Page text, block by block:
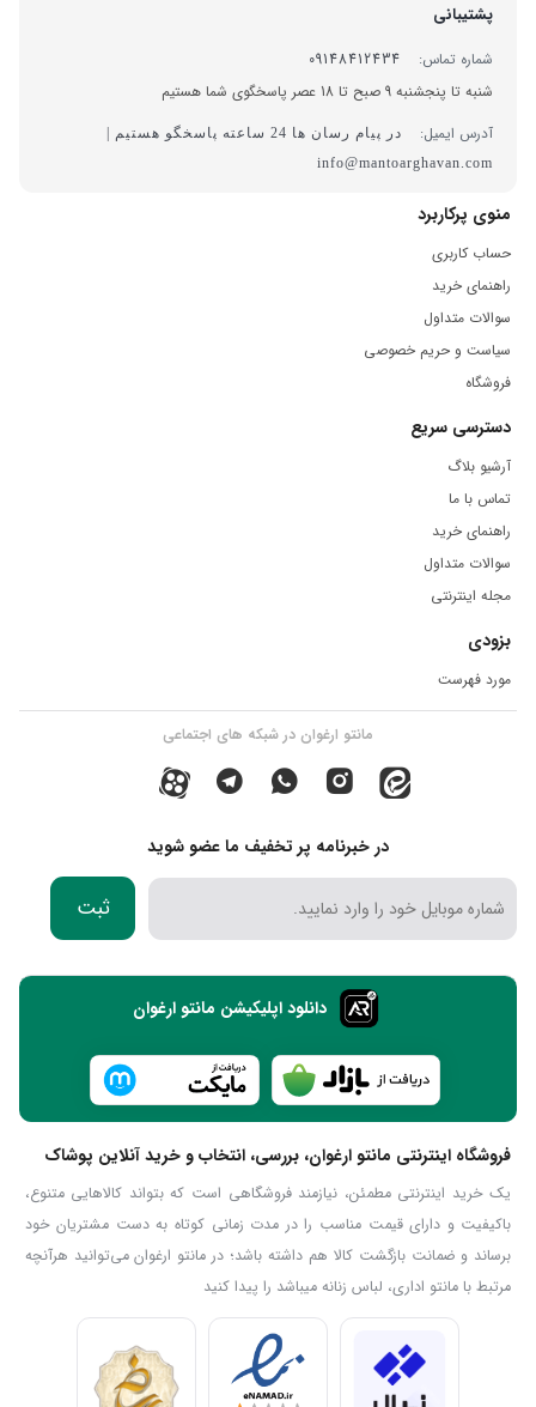
پشتیبانی
شماره تماس:
09148412434
شنبه تا پنجشنبه 9 صبح تا 18 عصر پاسخگوی شما هستیم
آدرس ایمیل:
در پیام رسان ها 24 ساعته پاسخگو هستیم |
info@mantoarghavan.com
منوی پرکاربرد
حساب کاربری
راهنمای خرید
سوالات متداول
سیاست و حریم خصوصی
فروشگاه
دسترسی سریع
آرشیو بلاگ
تماس با ما
راهنمای خرید
سوالات متداول
مجله اینترنتی
بزودی
مورد فهرست
مانتو ارغوان در شبکه های اجتماعی
در خبرنامه پر تخفیف ما عضو شوید
ثبت
دانلود اپلیکیشن مانتو ارغوان
فروشگاه اینترنتی مانتو ارغوان، بررسی، انتخاب و خرید آنلاین پوشاک
یک خرید اینترنتی مطمئن، نیازمند فروشگاهی است که بتواند کالاهایی متنوع،
باکیفیت و دارای قیمت مناسب را در مدت زمانی کوتاه به دست مشتریان خود
برساند و ضمانت بازگشت کالا هم داشته باشد؛ در مانتو ارغوان می‌توانید هرآنچه
مرتبط با مانتو اداری، لباس زنانه میباشد را پیدا کنید